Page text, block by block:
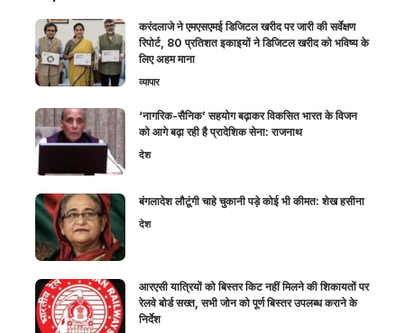
करंदलाजे ने एमएसएमई डिजिटल खरीद पर जारी की सर्वेक्षण
रिपोर्ट, 80 प्रतिशत इकाइयों ने डिजिटल खरीद को भविष्य के
लिए अहम माना
व्यापार
‘नागरिक-सैनिक’ सहयोग बढ़ाकर विकसित भारत के विजन
को आगे बढ़ा रही है प्रादेशिक सेना: राजनाथ
देश
बंगलादेश लौटूंगी चाहे चुकानी पड़े कोई भी कीमत: शेख हसीना
देश
आरएसी यात्रियों को बिस्तर किट नहीं मिलने की शिकायतों पर
रेलवे बोर्ड सख्त, सभी जोन को पूर्ण बिस्तर उपलब्ध कराने के
निर्देश